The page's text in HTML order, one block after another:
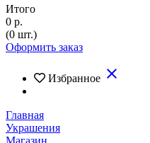
Итого
0 р.
(0 шт.)
Оформить заказ
Избранное close
Главная
Украшения
Магазин